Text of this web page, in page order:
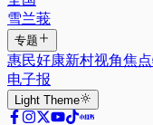
雪兰莪
专题
惠民好康新村视角焦
电子报
Light Theme